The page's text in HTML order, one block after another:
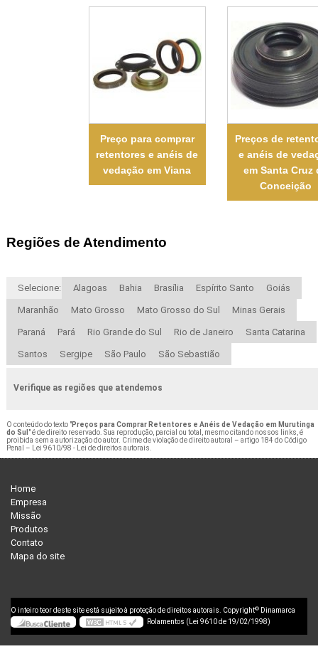
Preço para comprar
retentores e anéis de
vedação em Viana
Preços de
e anéis de
em Santa Cruz
Conceição
Regiões de Atendimento
Selecione: Alagoas Bahia Brasília Espírito Santo Goiás
Maranhão Mato Grosso Mato Grosso do Sul Minas Gerais
Paraná Pará Rio Grande do Sul Rio de Janeiro Santa Catarina
Santos Sergipe São Paulo São Sebastião
Verifique as regiões que atendemos
O conteúdo do texto "Preços para Comprar Retentores e Anéis de Vedação em Murutinga
do Sul " é de direito reservado. Sua reprodução, parcial ou total, mesmo citando nossos links, é
proibida sem a autorização do autor. Crime de violação de direito autoral – artigo 184 do Código
Penal – Lei 9610/98 - Lei de direitos autorais.
Home
Empresa
Missão
Produtos
Contato
Mapa do site
O inteiro teor deste site está sujeito à proteção de direitos autorais. Copyright© Dinamarca
Rolamentos (Lei 9610 de 19/02/1998)